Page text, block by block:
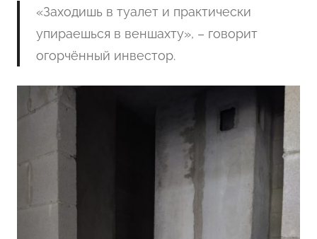
«Заходишь в туалет и практически
упираешься в веншахту», – говорит
огорчённый инвестор.